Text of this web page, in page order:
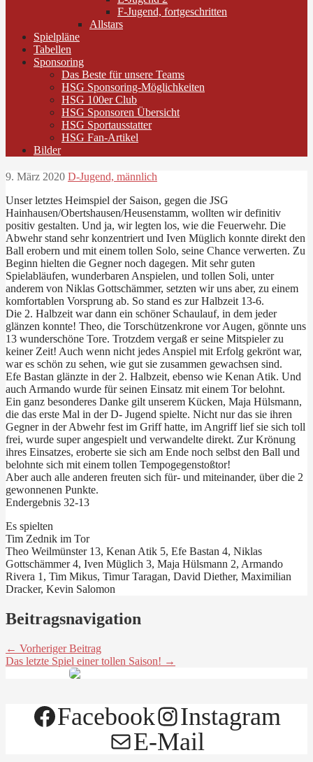
F-Jugend, fortgeschritten
Allstars
Spielpläne
Tabellen
Sponsoring
Das Beste für unsere Teams
HSG Sponsoring-Möglichkeiten
HSG 100er Club
HSG Sponsoren Übersicht
HSG Sportausstatter
HSG Fan-Artikel
Bilder
9. März 2020 D-Jugend, männlich
Unser letztes Heimspiel der Saison, gegen die JSG
Hainhausen/Obertshausen/Heusenstamm, wollten wir definitiv
positiv gestalten. Und ja, wir legten los, wie die Feuerwehr. Die
Abwehr stand sehr konzentriert und Iven Müglich konnte direkt den
Ball erobern und mit einem tollen Solo, seine Chance verwerten. Zu
Beginn hielten die Gegner noch dagegen. Mit sehr guten
Spielabläufen, wunderbaren Anspielen, und tollen Soli, unter
anderem von Niklas Gottschämmer, setzten wir uns aber, zu einem
komfortablen Vorsprung ab. So stand es zur Halbzeit 13-6.
Die 2. Halbzeit war dann ein schöner Schaulauf, in dem jeder
glänzen konnte! Theo, die Torschützenkrone vor Augen, gönnte uns
13 wunderschöne Tore. Trotzdem vergaß er seine Mitspieler zu
keiner Zeit! Auch wenn nicht jedes Anspiel mit Erfolg gekrönt war,
war es schön zu sehen, wie gut sie zusammen gewachsen sind.
Efe Bastan glänzte in der 2. Halbzeit, ebenso wie Kenan Atik. Und
auch Armando wurde für seinen Einsatz mit einem Tor belohnt.
Ein ganz besonderes Danke gilt unserem Kücken, Maja Hülsmann,
die das erste Mal in der D- Jugend spielte. Nicht nur das sie ihren
Gegner in der Abwehr fest im Griff hatte, im Angriff lief sie sich toll
frei, wurde super angespielt und verwandelte direkt. Zur Krönung
ihres Einsatzes, eroberte sie sich am Ende noch selbst den Ball und
belohnte sich mit einem tollen Tempogegenstoßtor!
Aber auch alle anderen freuten sich für- und miteinander, über die 2
gewonnenen Punkte.
Endergebnis 32-13
Es spielten
Tim Zednik im Tor
Theo Weilmünster 13, Kenan Atik 5, Efe Bastan 4, Niklas
Gottschämmer 4, Iven Müglich 3, Maja Hülsmann 2, Armando
Rivera 1, Tim Mikus, Timur Taragan, David Diether, Maximilian
Dracker, Kevin Salomon
Beitragsnavigation
← Vorheriger Beitrag
Das letzte Spiel einer tollen Saison! →
Facebook
Instagram
E-Mail